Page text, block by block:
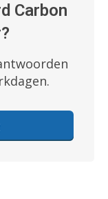
Carbon